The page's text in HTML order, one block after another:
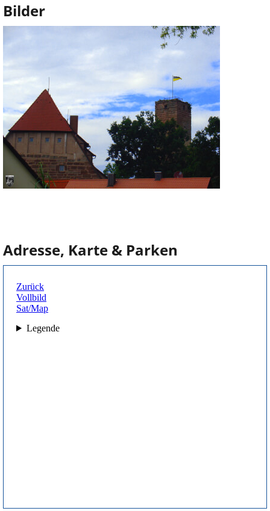
Bilder
Adresse, Karte & Parken